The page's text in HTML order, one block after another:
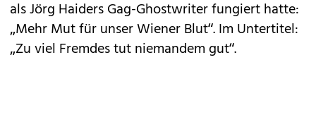
als Jörg Haiders Gag-Ghostwriter fungiert hatte:
„Mehr Mut für unser Wiener Blut“. Im Untertitel:
„Zu viel Fremdes tut niemandem gut“.